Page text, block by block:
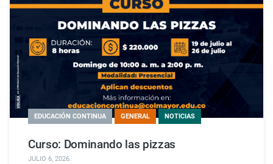
EDUCACIÓN CONTINUA GENERAL NOTICIAS
Curso: Dominando las pizzas
JULIO 6, 2026.